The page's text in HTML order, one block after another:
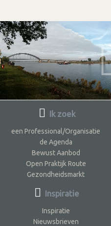
Ik zoek
een Professional/Organisatie
de Agenda
Bewust Aanbod
Open Praktijk Route
Gezondheidsmarkt
Inspiratie
Inspiratie
Nieuwsbrieven